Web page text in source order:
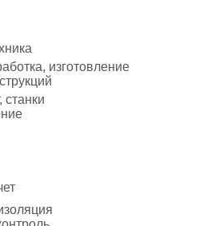
изготовление
станки